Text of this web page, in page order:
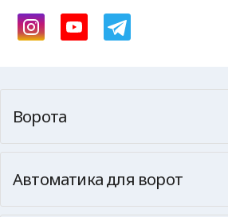
Ворота
Автоматика для ворот